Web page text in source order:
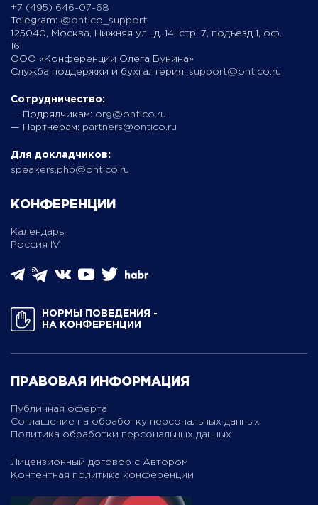
+7 (495) 646-07-68
Telegram: @ontico_support
125040, Москва, Нижняя ул., д. 14, стр. 7, подъезд 1, оф.
16
ООО «Конференции Олега Бунина»
Служба поддержки и бухгалтерия: support@ontico.ru
Сотрудничество:
— Подрядчикам: org@ontico.ru
— Партнерам: partners@ontico.ru
Для докладчиков:
speakers.php@ontico.ru
КОНФЕРЕНЦИИ
Календарь
Россия IV
НОРМЫ ПОВЕДЕНИЯ ­
НА КОНФЕРЕНЦИИ
ПРАВОВАЯ ИНФОРМАЦИЯ
Публичная оферта
Соглашение на обработку персональных данных
Политика обработки персональных данных
Лицензионный договор с Автором
Контентная политика конференции